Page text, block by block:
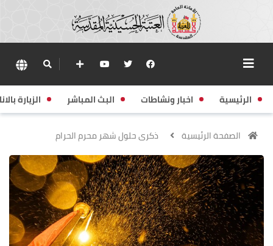
الرئيسية اخبار ونشاطات البث المباشر الزيارة
الصفحة الرئيسية ذكرى حلول شهر محرم الحرام